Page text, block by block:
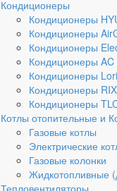
Кондиционеры
Кондиционеры
Кондиционеры
Кондиционеры
Кондиционеры AC
Кондиционеры
Кондиционеры RIX
Кондиционеры
Котлы отопительные и
Газовые котлы
Электрические
Газовые колонки
Жидкотопливные